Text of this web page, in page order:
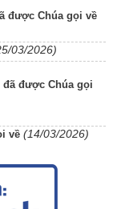
được Chúa gọi về
03/2026)
được Chúa gọi
về (14/03/2026)